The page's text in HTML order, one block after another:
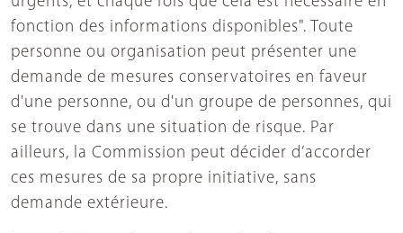
fonction des informations disponibles". Toute
personne ou organisation peut présenter une
demande de mesures conservatoires en faveur
d'une personne, ou d'un groupe de personnes, qui
se trouve dans une situation de risque. Par
ailleurs, la Commission peut décider d’accorder
ces mesures de sa propre initiative, sans
demande extérieure.